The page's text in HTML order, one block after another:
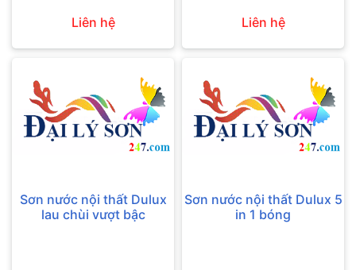
Liên hệ Liên hệ
Sơn nước nội thất Dulux
lau chùi vượt bậc
Sơn nước nội thất Dulux 5
in 1 bóng